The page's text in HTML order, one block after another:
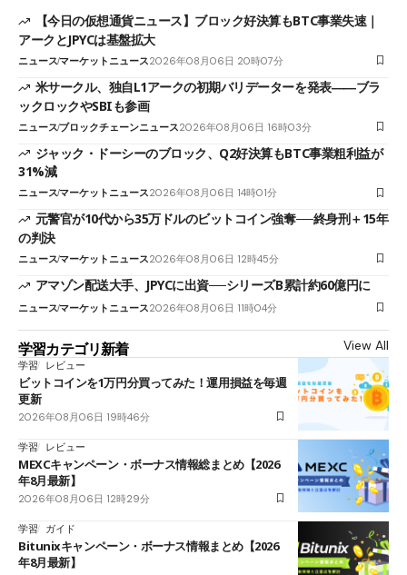
【今日の仮想通貨ニュース】ブロック好決算もBTC事業失速｜
アークとJPYCは基盤拡大
ニュースマーケットニュース2026年08月06日 20時07分
米サークル、独自L1アークの初期バリデーターを発表――ブラ
ックロックやSBIも参画
ニュースブロックチェーンニュース2026年08月06日 16時03分
ジャック・ドーシーのブロック、Q2好決算もBTC事業粗利益が
31%減
ニュースマーケットニュース2026年08月06日 14時01分
元警官が10代から35万ドルのビットコイン強奪──終身刑＋15年
の判決
ニュースマーケットニュース2026年08月06日 12時45分
アマゾン配送大手、JPYCに出資──シリーズB累計約60億円に
ニュースマーケットニュース2026年08月06日 11時04分
学習カテゴリ新着 View All
学習 レビュー
ビットコインを1万円分買ってみた！運用損益を毎週
更新
2026年08月06日 19時46分
学習 レビュー
MEXCキャンペーン・ボーナス情報総まとめ【2026
年8月最新】
2026年08月06日 12時29分
学習 ガイド
Bitunixキャンペーン・ボーナス情報まとめ【2026
年8月最新】